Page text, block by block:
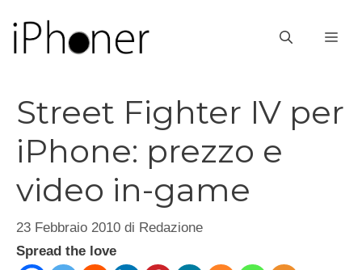
contenuto
Street Fighter IV per
iPhone: prezzo e
video in-game
23 Febbraio 2010 di Redazione
Spread the love